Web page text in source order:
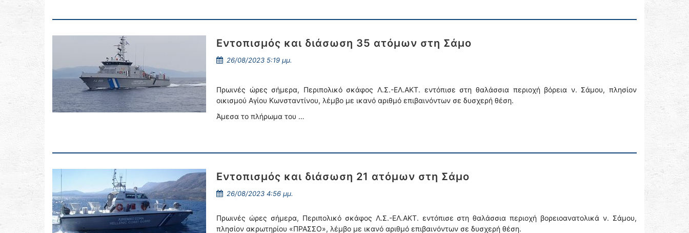
Εντοπισμός και διάσωση 35 ατόμων στη Σάμο
26/08/2023 5:19 μμ.
Πρωινές ώρες σήμερα, Περιπολικό σκάφος Λ.Σ.-ΕΛ.ΑΚΤ. εντόπισε στη θαλάσσια περιοχή βόρεια ν. Σάμου, πλησίον
οικισμού Αγίου Κωνσταντίνου, λέμβο με ικανό αριθμό επιβαινόντων σε δυσχερή θέση.
Άμεσα το πλήρωμα του …
Εντοπισμός και διάσωση 21 ατόμων στη Σάμο
26/08/2023 4:56 μμ.
Πρωινές ώρες σήμερα, Περιπολικό σκάφος Λ.Σ.-ΕΛ.ΑΚΤ. εντόπισε στη θαλάσσια περιοχή βορειoανατολικά ν. Σάμου,
πλησίον ακρωτηρίου «ΠΡΑΣΣΟ», λέμβο με ικανό αριθμό επιβαινόντων σε δυσχερή θέση.